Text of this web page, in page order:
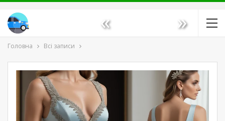
« »
Головна Всі записи